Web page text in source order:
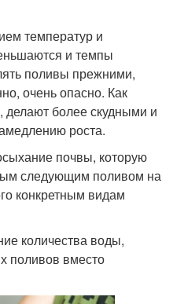
температур и
и темпы
поливы прежними,
очень опасно. Как
более скудными и
роста.
почвы, которую
следующим поливом на
конкретным видам
количества воды,
поливов вместо